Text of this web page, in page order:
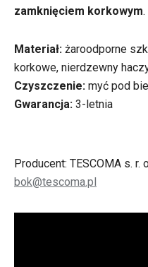
zamknięciem korkowym.
Materiał: żaroodporne
korkowe, nierdzewny
Czyszczenie: myć pod
Gwarancja: 3-letnia
Producent: TESCOMA s. r.
bok@tescoma.pl